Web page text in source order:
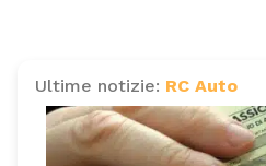
Ultime notizie: RC Auto